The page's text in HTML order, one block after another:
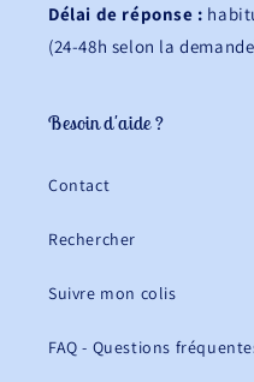
Délai de réponse :
(24-48h selon la
Besoin d'aide ?
Contact
Rechercher
Suivre mon colis
FAQ - Questions